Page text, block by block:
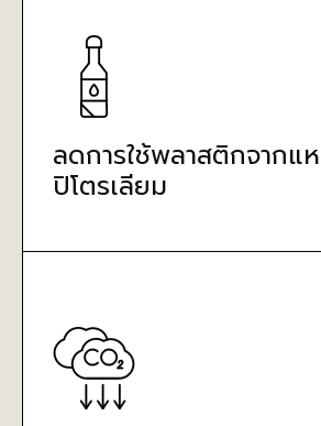
ลดการใช้พลาสติกจากแ
ปิโตรเลียม